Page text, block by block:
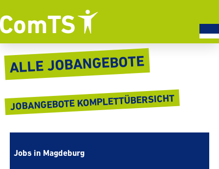
ALLE JOBAN­GE­BOTE
JOBAN­GE­BOTE KOMPLETT­ÜBER­SICHT
Jobs in Magdeburg